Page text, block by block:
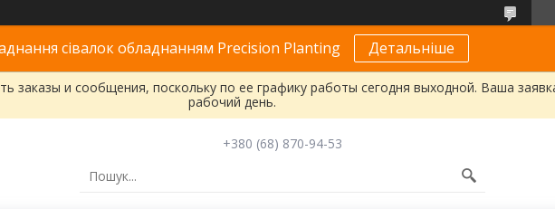
сівалок обладнанням Precision Planting Детальніше
заказы и сообщения, поскольку по ее графику работы сегодня выходной. Ваша
рабочий день.
+380 (68) 870-94-53